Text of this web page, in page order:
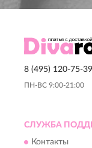
8 (495) 120-75-39
ПН-ВС 9:00-21:00
СЛУЖБА
Контакты